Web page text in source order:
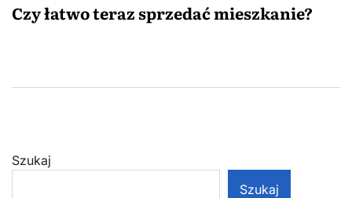
Czy łatwo teraz sprzedać mieszkanie?
Szukaj
Szukaj